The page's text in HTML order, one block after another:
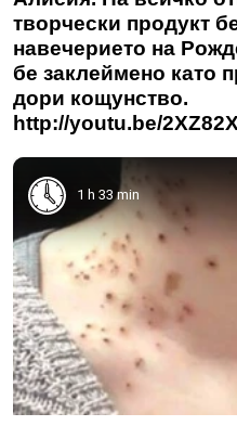
творчески продукт
навечерието на
бе заклеймено като
дори кощунство.
http://youtu.be/
1 h 33 min